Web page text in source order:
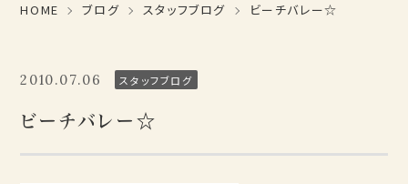
HOME ブログ スタッフブログ ビーチバレー☆
2010.07.06 スタッフブログ
ビーチバレー☆